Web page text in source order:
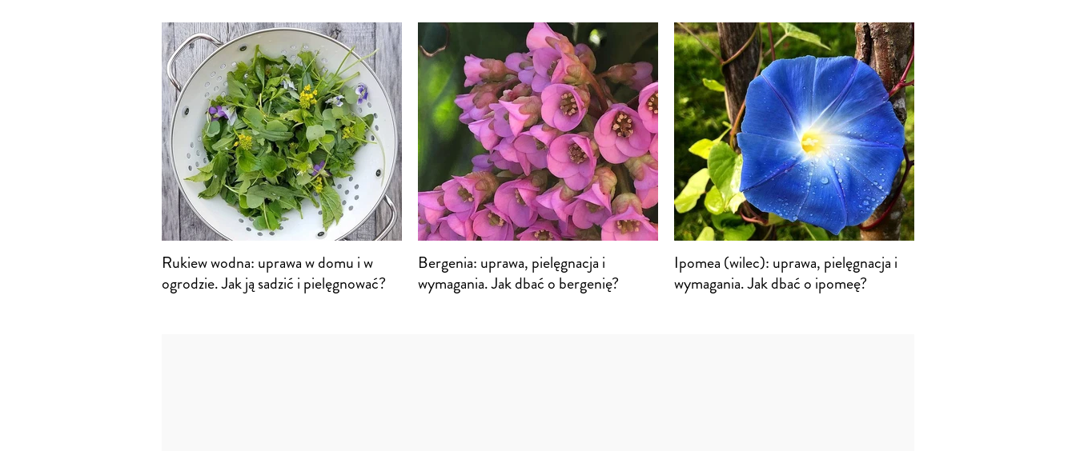
Rukiew wodna: uprawa w domu i w
ogrodzie. Jak ją sadzić i pielęgnować?
Bergenia: uprawa, pielęgnacja i
wymagania. Jak dbać o bergenię?
Ipomea (wilec): uprawa, pielęgnacja i
wymagania. Jak dbać o ipomeę?